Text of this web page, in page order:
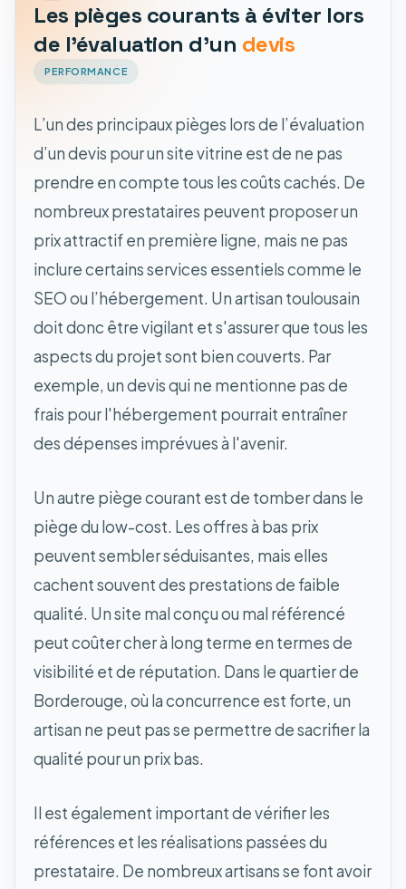
Les pièges courants à éviter lors
de l'évaluation d'un devis
PERFORMANCE
L’un des principaux pièges lors de l’évaluation
d’un devis pour un site vitrine est de ne pas
prendre en compte tous les coûts cachés. De
nombreux prestataires peuvent proposer un
prix attractif en première ligne, mais ne pas
inclure certains services essentiels comme le
SEO ou l’hébergement. Un artisan toulousain
doit donc être vigilant et s'assurer que tous les
aspects du projet sont bien couverts. Par
exemple, un devis qui ne mentionne pas de
frais pour l'hébergement pourrait entraîner
des dépenses imprévues à l'avenir.
Un autre piège courant est de tomber dans le
piège du low-cost. Les offres à bas prix
peuvent sembler séduisantes, mais elles
cachent souvent des prestations de faible
qualité. Un site mal conçu ou mal référencé
peut coûter cher à long terme en termes de
visibilité et de réputation. Dans le quartier de
Borderouge, où la concurrence est forte, un
artisan ne peut pas se permettre de sacrifier la
qualité pour un prix bas.
Il est également important de vérifier les
références et les réalisations passées du
prestataire. De nombreux artisans se font avoir